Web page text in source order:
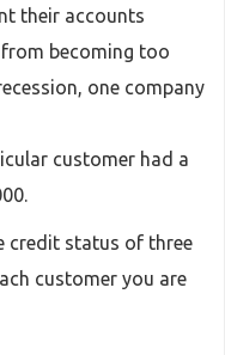
their accounts
becoming too
one company
customer had a
credit status of three
customer you are